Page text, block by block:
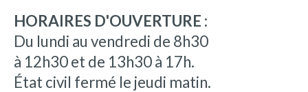
HORAIRES D'OUVERTURE :
Du lundi au vendredi de 8h30
à 12h30 et de 13h30 à 17h.
État civil fermé le jeudi matin.